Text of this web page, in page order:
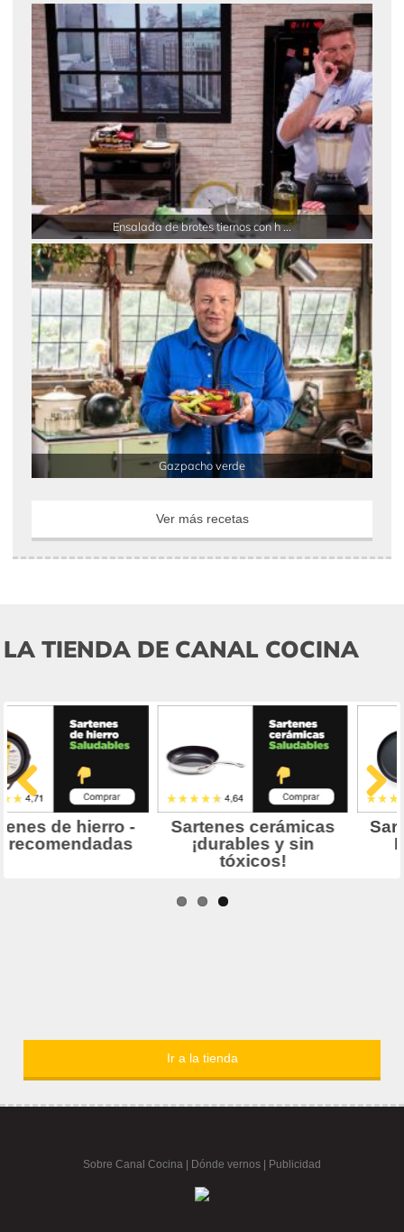
Ensalada de brotes tiernos con h ...
Gazpacho verde
Ver más recetas
LA TIENDA DE CANAL COCINA
Ir a la tienda
Sobre Canal Cocina Dónde vernos | Publicidad